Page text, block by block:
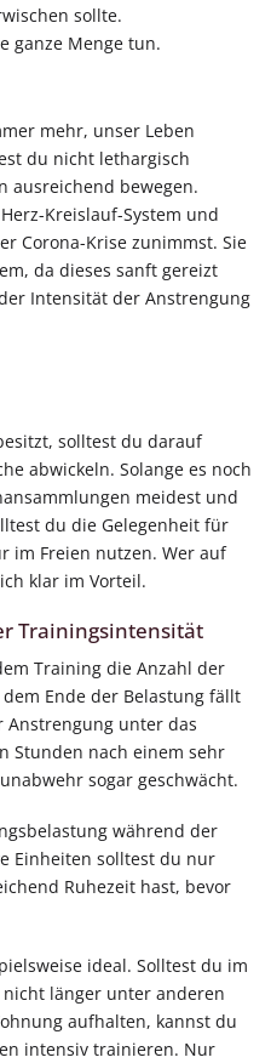
sollte.
ganze Menge tun.
mehr, unser Leben
du nicht lethargisch
ausreichend bewegen.
Kreislauf-System und
Corona-Krise zunimmst. Sie
da dieses sanft gereizt
Intensität der Anstrengung
solltest du darauf
abwickeln. Solange es noch
meidest und
du die Gelegenheit für
im Freien nutzen. Wer auf
klar im Vorteil.
Trainingsintensität
Training die Anzahl der
Ende der Belastung fällt
Anstrengung unter das
Stunden nach einem sehr
sogar geschwächt.
während der
Einheiten solltest du nur
Ruhezeit hast, bevor
ideal. Solltest du im
länger unter anderen
aufhalten, kannst du
intensiv trainieren. Nur